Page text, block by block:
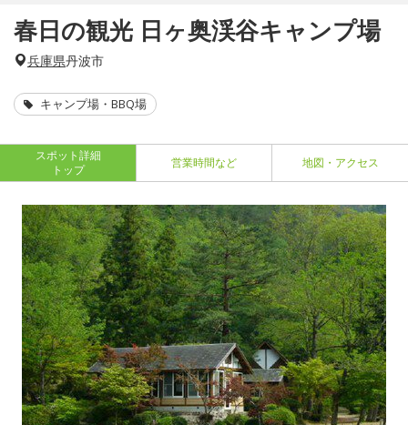
春日の観光 日ヶ奥渓谷キャンプ場
兵庫県丹波市
キャンプ場・BBQ場
スポット詳細
トップ
営業時間など 地図・アクセス